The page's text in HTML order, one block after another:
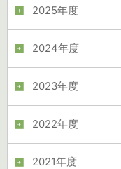
2025年度
2024年度
2023年度
2022年度
2021年度